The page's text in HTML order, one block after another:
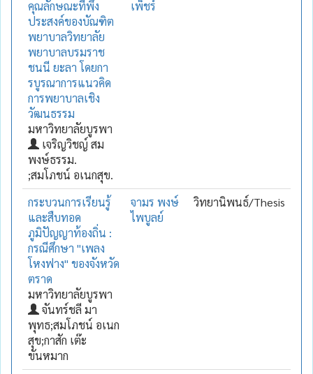
คุณลักษณะที่พึง
ประสงค์ของบัณฑิต
พยาบาลวิทยาลัย
พยาบาลบรมราช
ชนนี ยะลา โดยกา
รบูรณาการแนวคิด
การพยาบาลเชิง
วัฒนธรรม
มหาวิทยาลัยบูรพา
เจริญวิชญ์ สม
พงษ์ธรรม.
;สมโภชน์ อเนกสุข.
เพ็ชร์
กระบวนการเรียนรู้
และสืบทอด
ภูมิปัญญาท้องถิ่น :
กรณีศึกษา "เพลง
โหงฟาง" ของจังหวัด
ตราด
มหาวิทยาลัยบูรพา
จันทร์ชลี มา
พุทธ;สมโภชน์ อเนก
สุข;กาสัก เต๊ะ
ขันหมาก
จามร พงษ์
ไพบูลย์
วิทยานิพนธ์/Thesis